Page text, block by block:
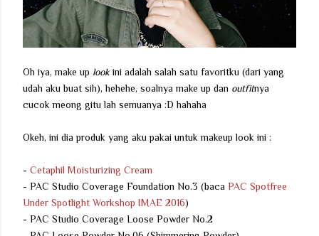
Oh iya, make up lookini adalah salah satu favoritku (dari yang
udah aku buat sih), hehehe, soalnya make up dan outfitnya
cucok meong gitu lah semuanya :D hahaha
Okeh, ini dia produk yang aku pakai untuk makeup look ini :
- Cetaphil Moisturizing Cream
- PAC Studio Coverage Foundation No.3 (baca PAC Spotfree
Under Spotlight Workshop IMAE 2016)
- PAC Studio Coverage Loose Powder No.2